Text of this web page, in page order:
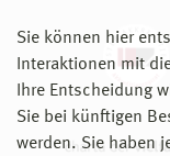
Sie können hier
Interaktionen mit
Ihre Entscheidung
Sie bei künftigen
werden. Sie haben